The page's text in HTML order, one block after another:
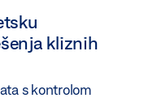
kliznih
s kontrolom